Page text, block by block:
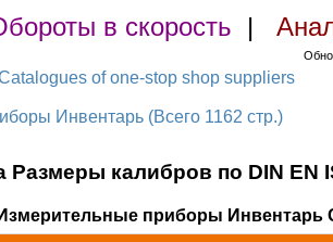
в скорость |
of one-stop shop suppliers
Инвентарь (Всего 1162 стр.)
калибров по DIN EN
приборы Инвентарь